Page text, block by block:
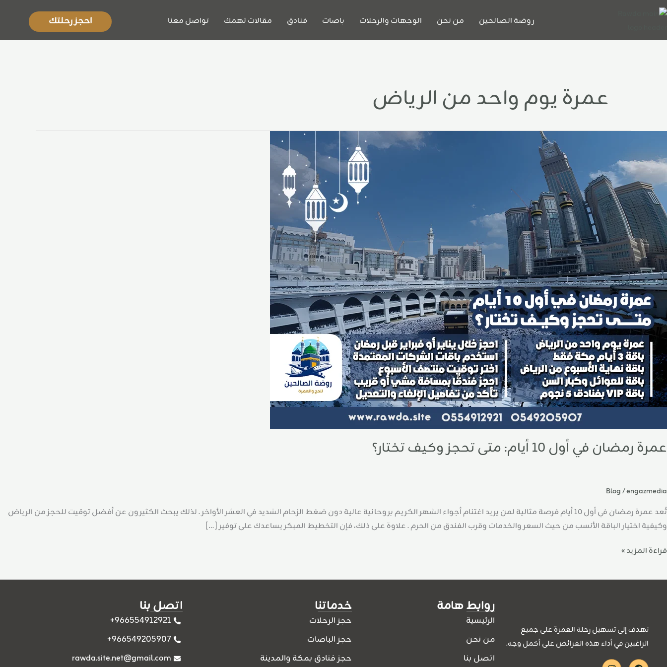
تخطي
روضة الصالحين من نحن الوجهات والرحلات باصات فنادق مقالات تهمك تواصل معنا احجز رحلتك
عمرة يوم واحد من الرياض
عمرة رمضان في أول 10 أيام: متى تحجز وكيف تختار؟
Blog/engazmedia
تُعد عمرة رمضان في أول 10 أيام فرصة مثالية لمن يريد اغتنام أجواء الشهر الكريم بروحانية عالية دون ضغط الزحام الشديد في العشر الأواخر . لذلك يبحث الكثيرون عن أفضل توقيت للحجز من الرياض
وكيفية اختيار الباقة الأنسب من حيث السعر والخدمات وقرب الفندق من الحرم . علاوة على ذلك، فإن التخطيط المبكر يساعدك على توفير […]
في
أول
أيام:
متى
تحجز
وكيف
تختار؟
قراءة المزيد »
نهدف إلى تسهيل رحلة العمرة على جميع
الراغبين في أداء هذه الفرائض على أكمل وجه.
روابط هامة
الرئيسية
من نحن
اتصل بنا
خدماتنا
حجز الرحلات
حجز الباصات
حجز فنادق بمكة والمدينة
اتصل بنا
966554912921+
966549205907+
rawda.site.net@gmail.com